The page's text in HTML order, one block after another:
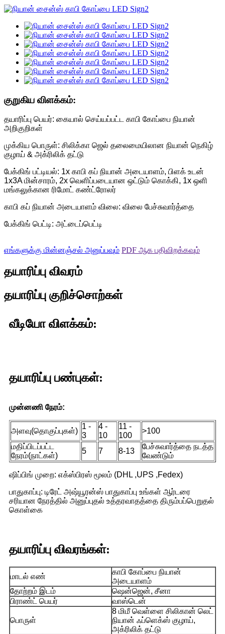
குறுகிய விளக்கம்:
தயாரிப்பு பெயர்: கையால் செய்யப்பட்ட காபி கோப்பை நியான்
அறிகுறிகள்
முக்கிய பொருள்: சிலிக்கா ஜெல் தலைமையிலான நியான் நெகிழ்
குழாய் & அக்ரிலிக் தட்டு
பேக்கிங் பட்டியல்: 1x காபி கப் நியான் அடையாளம், பிளக் உடன்
1x3A மின்சாரம், 2x வெளிப்படையான ஒட்டும் கொக்கி, 1x ஒளி
மங்கலுக்கான ரிமோட் கண்ட்ரோலர்
காபி கப் நியான் அடையாளம் விலை: விலை பேச்சுவார்த்தை
பேக்கிங் பெட்டி: அட்டைப்பெட்டி
எங்களுக்கு மின்னஞ்சல் அனுப்பவும் PDF ஆக பதிவிறக்கவும்
தயாரிப்பு விவரம்
தயாரிப்பு குறிச்சொற்கள்
வீடியோ விளக்கம்:
தயாரிப்பு பண்புகள்:
முன்னணி நேரம்:
அளவு(தொகுப்புகள்)
1 -
3
4 -
10
11 -
100
>100
மதிப்பிடப்பட்ட
நேரம்(நாட்கள்)
5 7 8-13
பேச்சுவார்த்தை நடத்த
வேண்டும்
ஷிப்பிங் முறை: எக்ஸ்பிரஸ் மூலம் (DHL ,UPS ,Fedex)
பாதுகாப்பு: டிரேட் அஷ்யூரன்ஸ் பாதுகாப்பு உங்கள் ஆர்டரை
சரியான நேரத்தில் அனுப்புதல் உத்தரவாதத்தை திரும்பப்பெறுதல்
கொள்கை
தயாரிப்பு விவரங்கள்:
மாடல் எண்
காபி கோப்பை நியான்
அடையாளம்
தோற்றம் இடம்
ஷென்ஜென், சீனா
பிராண்ட் பெயர்
வாஸ்டென்
பொருள்
8 மிமீ வெள்ளை சிலிகான் லெட்
நியான் ஃப்ளெக்ஸ் குழாய்,
அக்ரிலிக் தட்டு